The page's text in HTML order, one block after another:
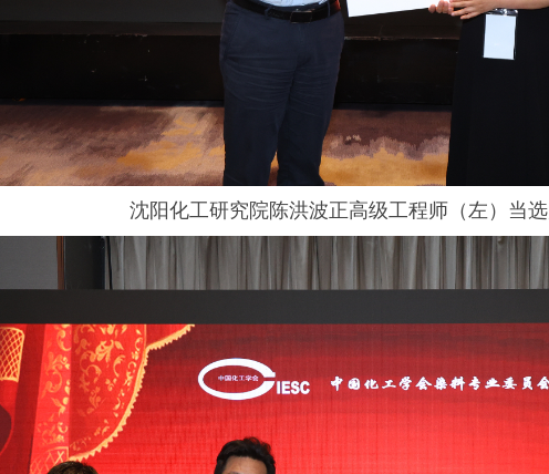
沈阳化工研究院陈洪波正高级工程师（ 左 ） 当